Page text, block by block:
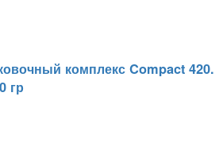
комплекс Compact 420.
гр